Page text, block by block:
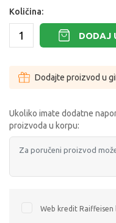
Količina:
DODAJ
Dodajte proizvod u
Ukoliko imate dodatne
proizvoda u korpu:
Web kredit